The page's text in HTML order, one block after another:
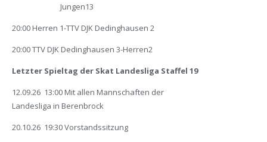
Jungen13
20:00 Herren 1-TTV DJK Dedinghausen 2
20:00 TTV DJK Dedinghausen 3-Herren2
Letzter Spieltag der Skat Landesliga Staffel 19
12.09.26 13:00 Mit allen Mannschaften der
Landesliga in Berenbrock
20.10.26 19:30 Vorstandssitzung